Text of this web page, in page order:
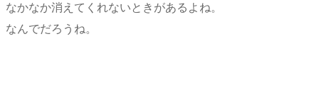
なかなか消えてくれないときがあるよね。
なんでだろうね。